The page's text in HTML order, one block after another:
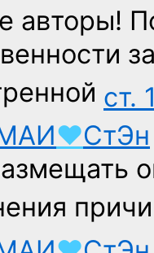
авторы!
ст.
♥СтЭн